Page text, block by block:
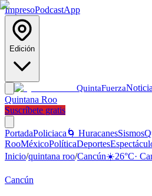
ImpresoPodcastApp
Edición
QuintaFuerza
Quintana Roo
Suscríbete gratis
PortadaPoliciaca 🌀 HuracanesSismos
RooMéxicoPolíticaDeportes
Inicio/quintana roo/Cancún☀️26°C·
Cancún